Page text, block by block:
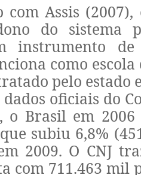
com Assis
do sistema
instrumento de
como
pelo estado
oficiais do
o Brasil em 2006
subiu 6,8%
2009. O CNJ
com 711.463 mil